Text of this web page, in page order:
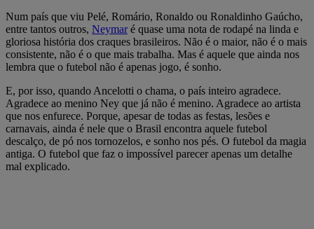
Num país que viu Pelé, Romário, Ronaldo ou Ronaldinho Gaúcho,
entre tantos outros, Neymaré quase uma nota de rodapé na linda e
gloriosa história dos craques brasileiros. Não é o maior, não é o mais
consistente, não é o que mais trabalha. Mas é aquele que ainda nos
lembra que o futebol não é apenas jogo, é sonho.
E, por isso, quando Ancelotti o chama, o país inteiro agradece.
Agradece ao menino Ney que já não é menino. Agradece ao artista
que nos enfurece. Porque, apesar de todas as festas, lesões e
carnavais, ainda é nele que o Brasil encontra aquele futebol
descalço, de pó nos tornozelos, e sonho nos pés. O futebol da magia
antiga. O futebol que faz o impossível parecer apenas um detalhe
mal explicado.